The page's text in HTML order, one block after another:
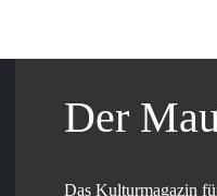
Der
Das Kulturmagazin